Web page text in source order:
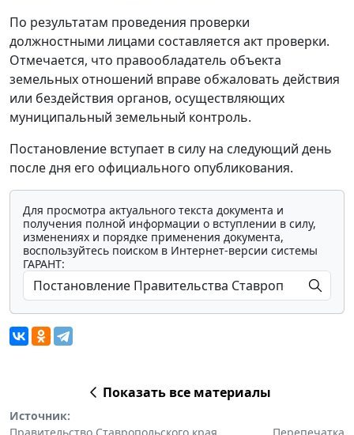
По результатам проведения проверки
должностными лицами составляется акт проверки.
Отмечается, что правообладатель объекта
земельных отношений вправе обжаловать действия
или бездействия органов, осуществляющих
муниципальный земельный контроль.
Постановление вступает в силу на следующий день
после дня его официального опубликования.
Для просмотра актуального текста документа и
получения полной информации о вступлении в силу,
изменениях и порядке применения документа,
воспользуйтесь поиском в Интернет-версии системы
ГАРАНТ:
Показать все материалы
Источник:
Правительство Ставропольского края
Перепечатка